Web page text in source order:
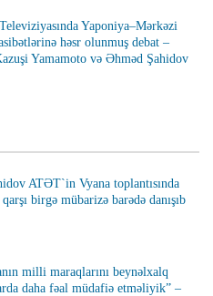
Yaponiya–Mərkəzi
həsr olunmuş debat –
Yamamoto və Əhməd Şahidov
ATƏT`in Vyana toplantısında
birgə mübarizə barədə danışıb
milli maraqlarını beynəlxalq
daha fəal müdafiə etməliyik” –